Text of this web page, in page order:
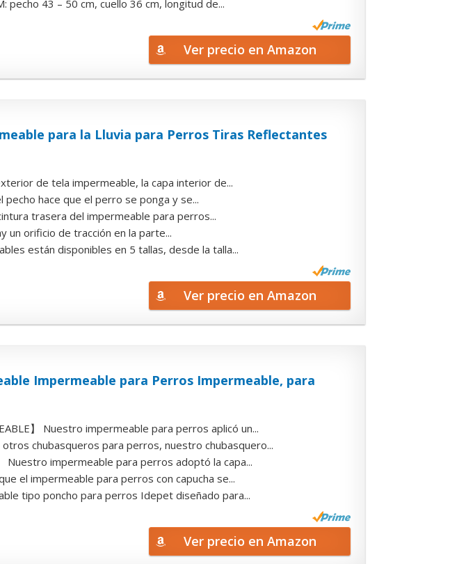
43 – 50 cm, cuello 36 cm, longitud de...
Ver precio en Amazon
para la Lluvia para Perros Tiras Reflectantes
de tela impermeable, la capa interior de...
pecho hace que el perro se ponga y se...
trasera del impermeable para perros...
un orificio de tracción en la parte...
están disponibles en 5 tallas, desde la talla...
Ver precio en Amazon
Impermeable para Perros Impermeable, para
】 Nuestro impermeable para perros aplicó un...
otros chubasqueros para perros, nuestro chubasquero...
Nuestro impermeable para perros adoptó la capa...
el impermeable para perros con capucha se...
tipo poncho para perros Idepet diseñado para...
Ver precio en Amazon